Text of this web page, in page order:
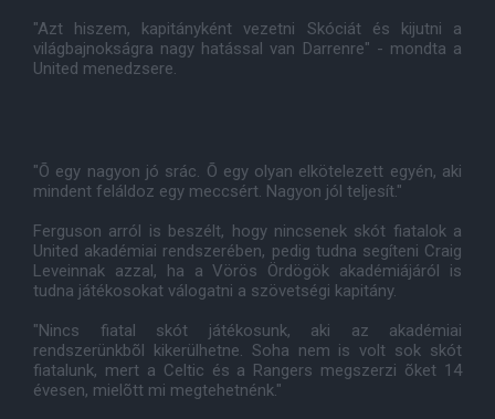
"Azt hiszem, kapitányként vezetni Skóciát és kijutni a
világbajnokságra nagy hatással van Darrenre" - mondta a
United menedzsere.
"Õ egy nagyon jó srác. Õ egy olyan elkötelezett egyén, aki
mindent feláldoz egy meccsért. Nagyon jól teljesít."
Ferguson arról is beszélt, hogy nincsenek skót fiatalok a
United akadémiai rendszerében, pedig tudna segíteni Craig
Leveinnak azzal, ha a Vörös Ördögök akadémiájáról is
tudna játékosokat válogatni a szövetségi kapitány.
"Nincs fiatal skót játékosunk, aki az akadémiai
rendszerünkbõl kikerülhetne. Soha nem is volt sok skót
fiatalunk, mert a Celtic és a Rangers megszerzi õket 14
évesen, mielõtt mi megtehetnénk."